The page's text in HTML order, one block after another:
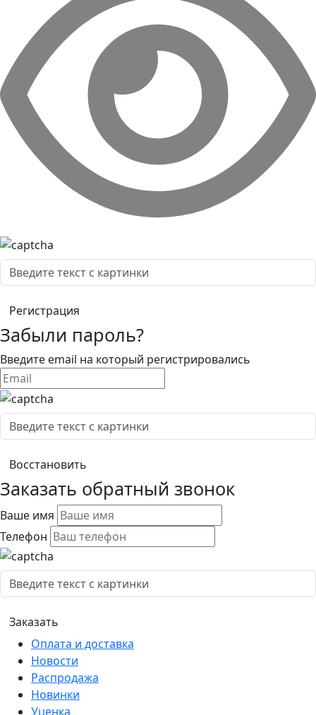
Забыли пароль?
Введите email на который регистрировались
Заказать обратный звонок
Ваше имя
Телефон
Оплата и доставка
Новости
Распродажа
Новинки
Уценка